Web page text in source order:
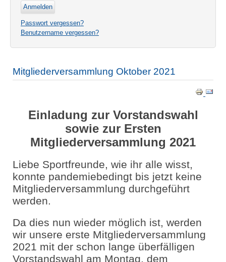
Passwort vergessen?
Benutzername vergessen?
Mitgliederversammlung Oktober 2021
Einladung zur Vorstandswahl
sowie zur Ersten
Mitgliederversammlung 2021
Liebe Sportfreunde, wie ihr alle wisst,
konnte pandemiebedingt bis jetzt keine
Mitgliederversammlung durchgeführt
werden.
Da dies nun wieder möglich ist, werden
wir unsere erste Mitgliederversammlung
2021 mit der schon lange überfälligen
Vorstandswahl am Montag, dem